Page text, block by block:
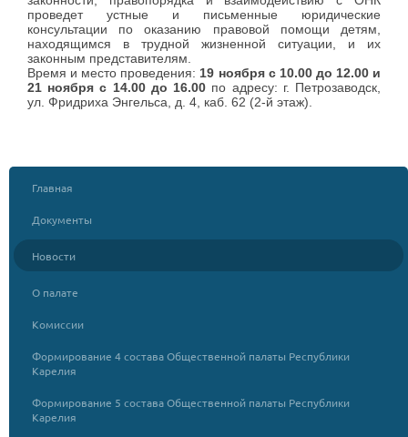
проведет устные и письменные юридические
консультации по оказанию правовой помощи детям,
находящимся в трудной жизненной ситуации, и их
законным представителям.
Время и место проведения:19 ноября с 10.00 до 12.00 и
21 ноября с 14.00 до 16.00 по адресу: г. Петрозаводск,
ул. Фридриха Энгельса, д. 4, каб. 62 (2-й этаж).
Главная
Документы
Новости
О палате
Комиссии
Формирование 4 состава Общественной палаты Республики
Карелия
Формирование 5 состава Общественной палаты Республики
Карелия